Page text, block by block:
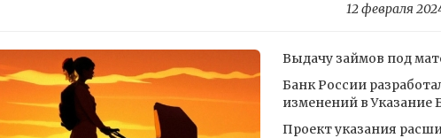
12 февраля
Выдачу займов под
Банк России
изменений в Указание
Проект указания